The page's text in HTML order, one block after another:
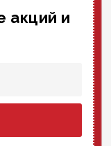
акций и